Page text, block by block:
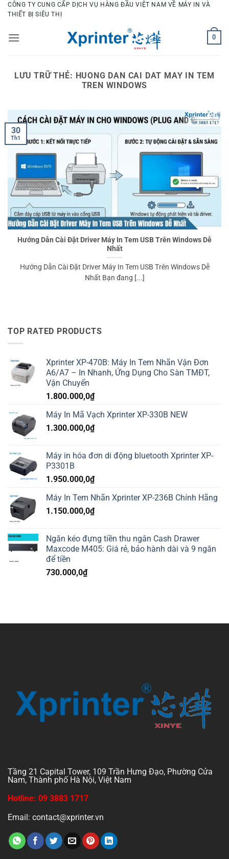
Bỏ
qua
dung
CÔNG TY CUNG CẤP DỊCH VỤ HÀNG ĐẦU VIỆT NAM VỀ MÁY IN VÀ
THIẾT BỊ SIÊU THỊ
0
LƯU TRỮ THẺ: HUONG DAN CAI DAT MAY IN TEM
TREN WINDOWS
Hướng Dẫn Cài Đặt Driver Máy In Tem USB Trên Windows Dễ
Nhất
️Hướng Dẫn Cài Đặt Driver Máy In Tem USB Trên Windows Dễ
Nhất Bạn đang [...]
30
Th1
TOP RATED PRODUCTS
Xprinter XP-470B: Máy In Tem Nhãn Vận Đơn
A6/A7 – In Nhanh, Ứng Dụng Cho Sàn TMĐT,
Vận Chuyển
1.800.000,0₫
Máy In Mã Vạch Xprinter XP-330B NEW
1.300.000,0₫
Máy in hóa đơn di động bluetooth Xprinter XP-
P3301B
1.950.000,0₫
Máy In Tem Nhãn Xprinter XP-236B Chính Hãng
1.150.000,0₫
Ngăn kéo đựng tiền thu ngân Cash Drawer
Maxcode M405: Giá rẻ, bảo hành dài và 9 ngăn
để tiền
730.000,0₫
Tầng 21 Capital Tower, 109 Trần Hưng Đạo, Phường Cửa
Nam, Thành phố Hà Nội, Việt Nam
Hotline: 09 3883 1717
Email: contact@xprinter.vn